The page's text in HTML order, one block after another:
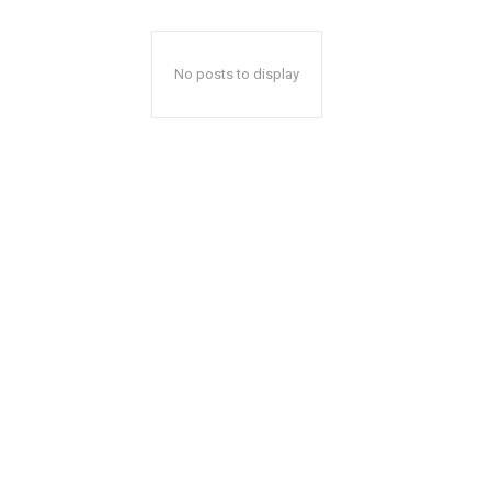
No posts to display